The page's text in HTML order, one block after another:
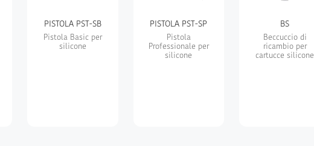
PISTOLA PST-SB
Pistola Basic per
silicone
PISTOLA PST-SP
Pistola
Professionale per
silicone
BS
Beccuccio di
ricambio per
cartucce silicone